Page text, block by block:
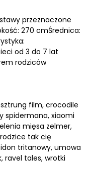
przeznaczone
270 cmŚrednica:
od 3 do 7 lat
rodziców
film, crocodile
spidermana, xiaomi
mięsa zelmer,
tak cię
tritanowy, umowa
ravel tales, wrotki